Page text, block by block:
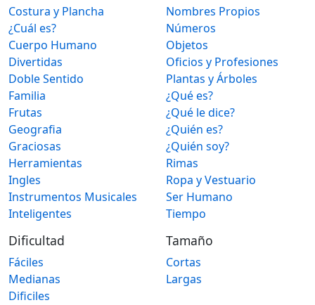
Costura y Plancha
¿Cuál es?
Cuerpo Humano
Divertidas
Doble Sentido
Familia
Frutas
Geografia
Graciosas
Herramientas
Ingles
Instrumentos Musicales
Inteligentes
Nombres Propios
Números
Objetos
Oficios y Profesiones
Plantas y Árboles
¿Qué es?
¿Qué le dice?
¿Quién es?
¿Quién soy?
Rimas
Ropa y Vestuario
Ser Humano
Tiempo
Dificultad
Fáciles
Medianas
Dificiles
Tamaño
Cortas
Largas